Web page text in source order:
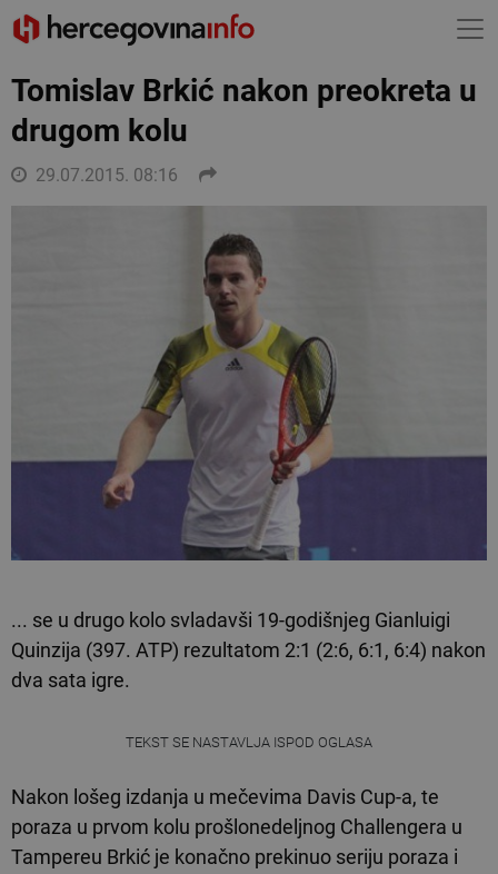
Tomislav Brkić nakon preokreta u
drugom kolu
29.07.2015. 08:16
... se u drugo kolo svladavši 19-godišnjeg Gianluigi
Quinzija (397. ATP) rezultatom 2:1 (2:6, 6:1, 6:4) nakon
dva sata igre.
TEKST SE NASTAVLJA ISPOD OGLASA
Nakon lošeg izdanja u mečevima Davis Cup-a, te
poraza u prvom kolu prošlonedeljnog Challengera u
Tampereu Brkić je konačno prekinuo seriju poraza i